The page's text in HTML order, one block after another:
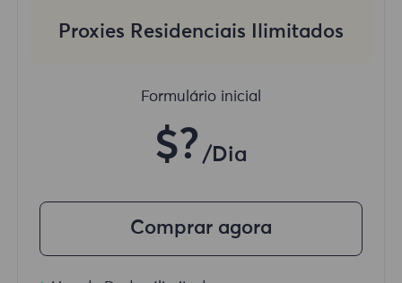
Proxies Residenciais Ilimitados
Formulário inicial
$? /Dia
Comprar agora